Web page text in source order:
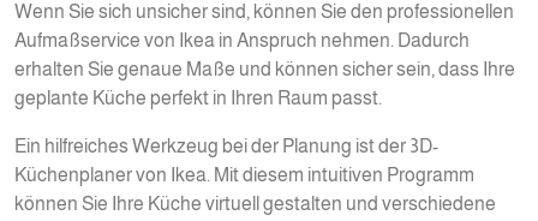
Wenn Sie sich unsicher sind, können Sie den professionellen
Aufmaßservice von Ikea in Anspruch nehmen. Dadurch
erhalten Sie genaue Maße und können sicher sein, dass Ihre
geplante Küche perfekt in Ihren Raum passt.
Ein hilfreiches Werkzeug bei der Planung ist der 3D-
Küchenplaner von Ikea. Mit diesem intuitiven Programm
können Sie Ihre Küche virtuell gestalten und verschiedene